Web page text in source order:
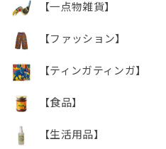
【一点物雑貨】
【ファッション】
【ティンガティンガ】
【食品】
【生活用品】